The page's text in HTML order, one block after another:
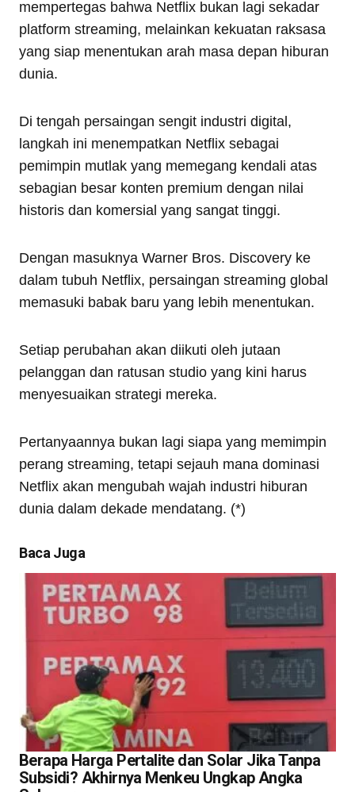
mempertegas bahwa Netflix bukan lagi sekadar
platform streaming, melainkan kekuatan raksasa
yang siap menentukan arah masa depan hiburan
dunia.
Di tengah persaingan sengit industri digital,
langkah ini menempatkan Netflix sebagai
pemimpin mutlak yang memegang kendali atas
sebagian besar konten premium dengan nilai
historis dan komersial yang sangat tinggi.
Dengan masuknya Warner Bros. Discovery ke
dalam tubuh Netflix, persaingan streaming global
memasuki babak baru yang lebih menentukan.
Setiap perubahan akan diikuti oleh jutaan
pelanggan dan ratusan studio yang kini harus
menyesuaikan strategi mereka.
Pertanyaannya bukan lagi siapa yang memimpin
perang streaming, tetapi sejauh mana dominasi
Netflix akan mengubah wajah industri hiburan
dunia dalam dekade mendatang. (*)
Baca Juga
Berapa Harga Pertalite dan Solar Jika Tanpa
Subsidi? Akhirnya Menkeu Ungkap Angka